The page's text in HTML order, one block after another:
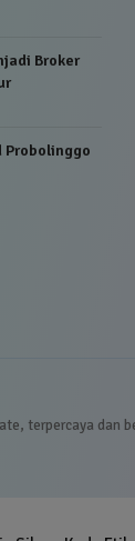
Broker
Probolinggo
terpercaya dan